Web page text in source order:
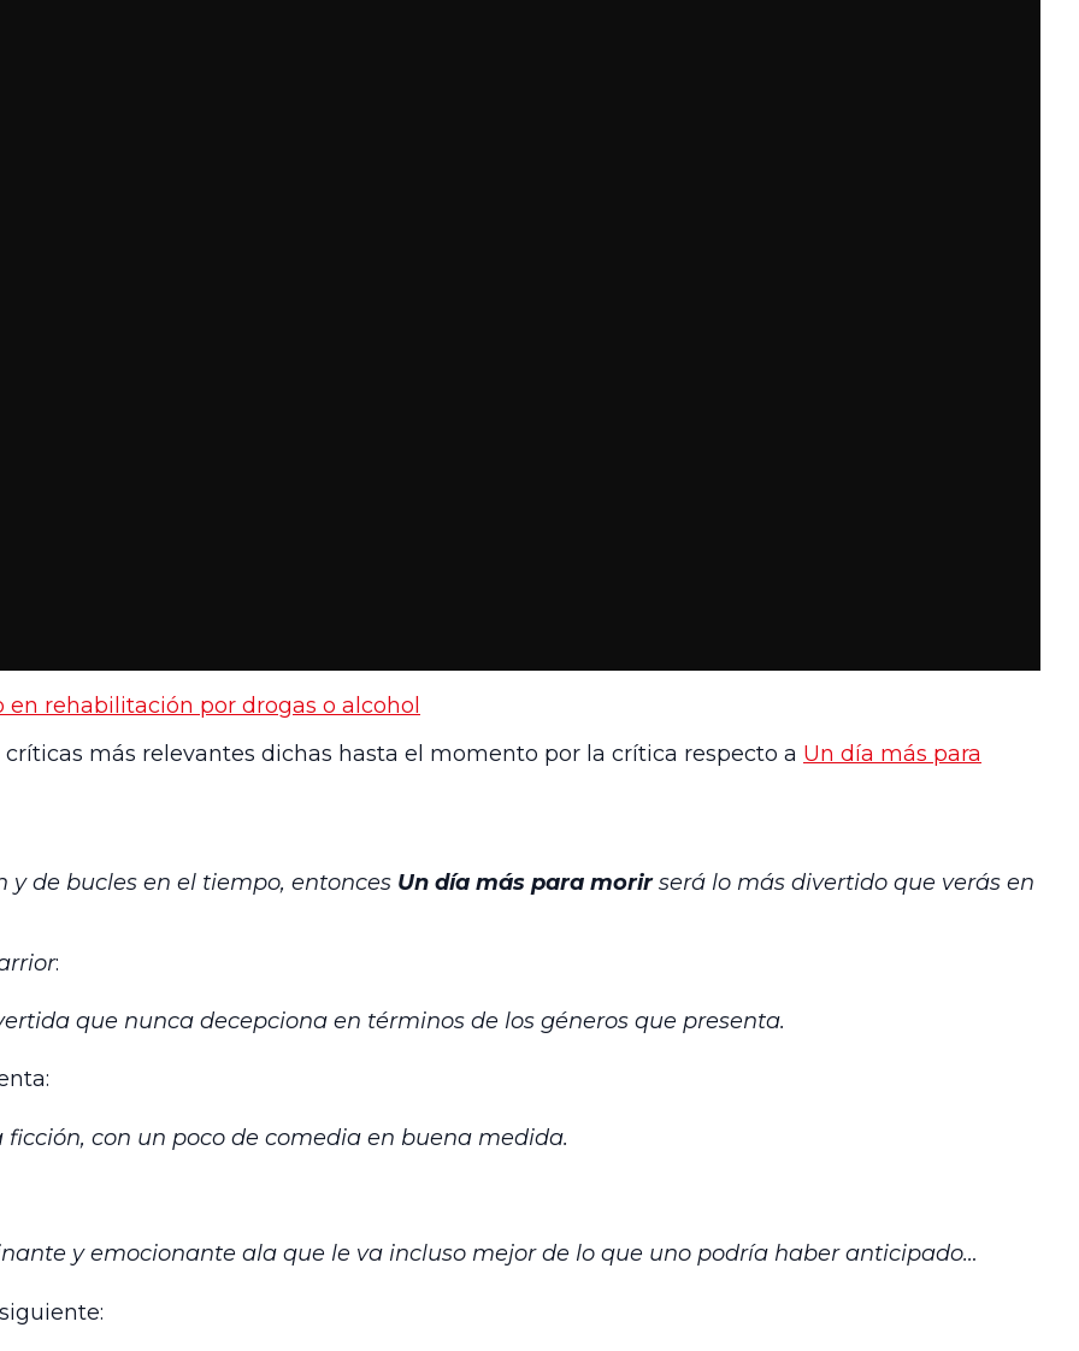
en rehabilitación por drogas o alcohol
más relevantes dichas hasta el momento por la crítica respecto a Un día más para
y de bucles en el tiempo, entonces Un día más para morirserá lo más divertido que verás en
:
que nunca decepciona en términos de los géneros que presenta.
con un poco de comedia en buena medida.
y emocionante ala que le va incluso mejor de lo que uno podría haber anticipado…